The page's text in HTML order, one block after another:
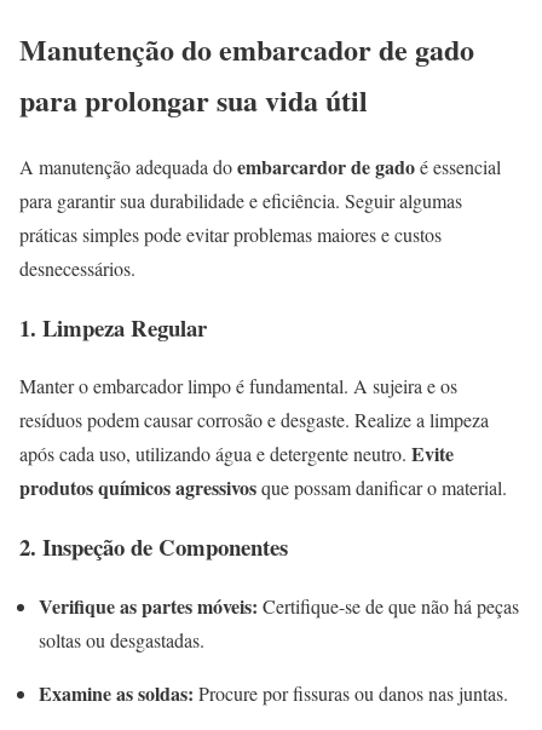
Manutenção do embarcador de gado
para prolongar sua vida útil
A manutenção adequada doembarcardor de gadoé essencial
para garantir sua durabilidade e eficiência. Seguir algumas
práticas simples pode evitar problemas maiores e custos
desnecessários.
1. Limpeza Regular
Manter o embarcador limpo é fundamental. A sujeira e os
resíduos podem causar corrosão e desgaste. Realize a limpeza
após cada uso, utilizando água e detergente neutro. Evite
produtos químicos agressivosque possam danificar o material.
2. Inspeção de Componentes
Verifique as partes móveis: Certifique-se de que não há peças
soltas ou desgastadas.
Examine as soldas: Procure por fissuras ou danos nas juntas.